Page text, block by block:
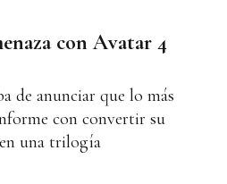
con Avatar 4
de anunciar que lo más
con convertir su
una trilogía